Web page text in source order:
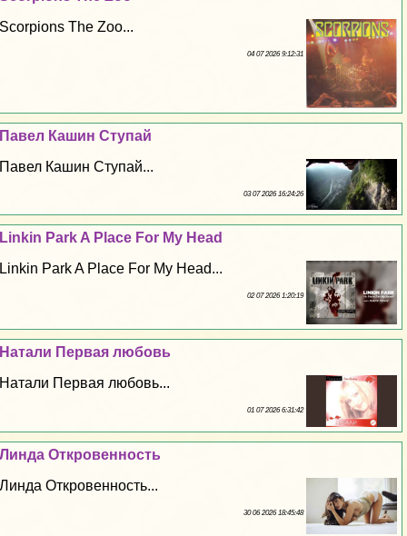
Scorpions The Zoo...
04 07 2026 9:12:31
Павел Кашин Ступай
Павел Кашин Ступай...
03 07 2026 16:24:26
Linkin Park A Place For My Head
Linkin Park A Place For My Head...
02 07 2026 1:20:19
Натали Первая любовь
Натали Первая любовь...
01 07 2026 6:31:42
Линда Откровенность
Линда Откровенность...
30 06 2026 18:45:48